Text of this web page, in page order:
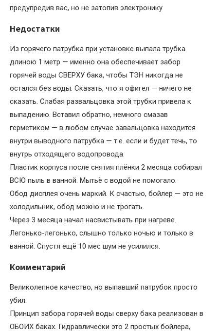
предупредив вас, но не затопив электронику.
Недостатки
Из горячего патрубка при установке выпала трубка
длиною 1 метр — именно она обеспечивает забор
горячей воды СВЕРХУ бака, чтобы ТЭН никогда не
остался без воды. Сказать, что я офигел — ничего не
сказать. Слабая развальцовка этой трубки привела к
выпадению. Вставил обратно, немного смазав
герметиком — в любом случае завальцовка находится
внутри выводного патрубка — т.е. если и будет течь, то
внутрь отходящего водопровода.
Пластик корпуса после снятия плёнки 2 месяца собирал
ВСЮ пыль в ванной. Мытьё с водой не помогало.
Обод дисплея очень маркий. К счастью, бойлер — это не
холодильник, обод можно и не трогать.
Через 3 месяца начал насвистывать при нагреве.
Легонько-легонько, слышно только ночью и только в
ванной. Спустя ещё 10 мес шум не усилился.
Комментарий
Великолепное качество, но выпавший патрубок просто
убил.
Принцип забора горячей воды сверху бака реализован в
ОБОИХ баках. Гидравлически это 2 простых бойлера,